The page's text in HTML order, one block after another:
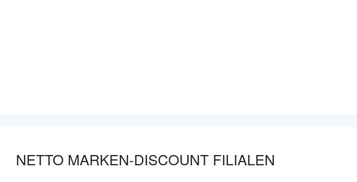
NETTO MARKEN-DISCOUNT FILIALEN